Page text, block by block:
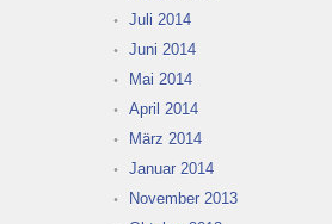
Juli 2014
Juni 2014
Mai 2014
April 2014
März 2014
Januar 2014
November 2013